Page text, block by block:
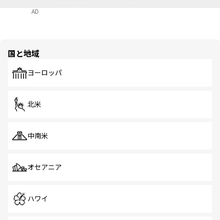
AD
国と地域
ヨーロッパ
北米
中南米
オセアニア
ハワイ